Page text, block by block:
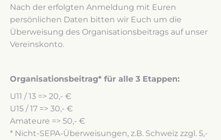
Nach der erfolgten Anmeldung mit Euren
persönlichen Daten bitten wir Euch um die
Überweisung des Organisationsbeitrags auf unser
Vereinskonto.
Organisationsbeitrag* für alle 3 Etappen:
U11 / 13 => 20,- €
U15 / 17 => 30,- €
Amateure => 50,- €
* Nicht-SEPA-Überweisungen, z.B. Schweiz zzgl. 5,-